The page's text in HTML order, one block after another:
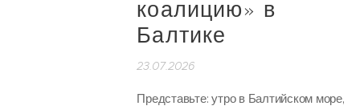
коалицию» в
Балтике
23.07.2026
Представьте: утро в Балтийском море,